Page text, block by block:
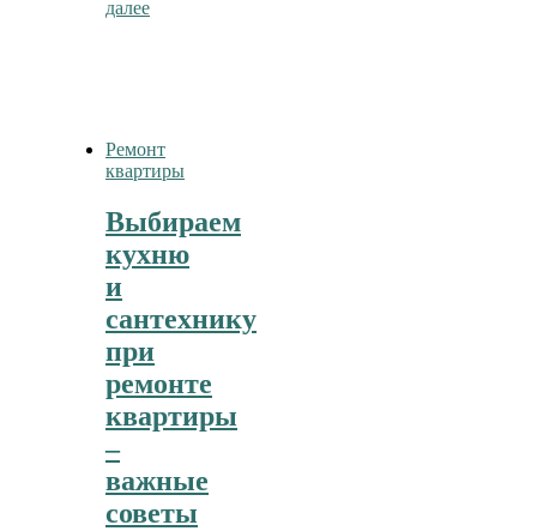
далее
Ремонт
квартиры
Выбираем
кухню
и
сантехнику
при
ремонте
квартиры
–
важные
советы